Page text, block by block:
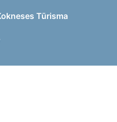
Tūrisma